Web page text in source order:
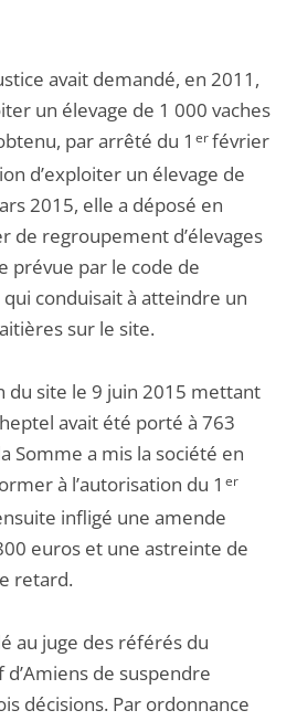
avait demandé, en 2011,
un élevage de 1 000 vaches
par arrêté du 1 erfévrier
d’exploiter un élevage de
2015, elle a déposé en
de regroupement d’élevages
prévue par le code de
conduisait à atteindre un
sur le site.
du site le 9 juin 2015 mettant
avait été porté à 763
Somme a mis la société en
à l’autorisation du 1 er
infligé une amende
euros et une astreinte de
retard.
au juge des référés du
de suspendre
décisions. Par ordonnance